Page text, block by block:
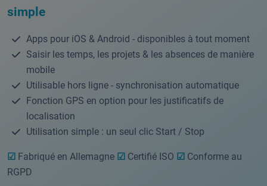
simple
Apps pour iOS & Android - disponibles à tout moment
Saisir les temps, les projets & les absences de manière
mobile
Utilisable hors ligne - synchronisation automatique
Fonction GPS en option pour les justificatifs de
localisation
Utilisation simple : un seul clic Start / Stop
☑ Fabriqué en Allemagne ☑ Certifié ISO ☑ Conforme au
RGPD